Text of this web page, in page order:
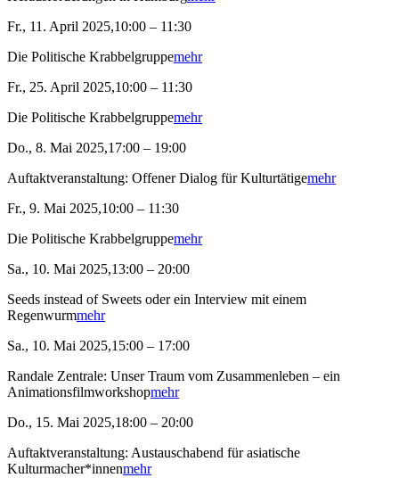
Fr., 11. April 2025,10:00 – 11:30
Die Politische Krabbelgruppemehr
Fr., 25. April 2025,10:00 – 11:30
Die Politische Krabbelgruppemehr
Do., 8. Mai 2025,17:00 – 19:00
Auftaktveranstaltung: Offener Dialog für Kulturtätigemehr
Fr., 9. Mai 2025,10:00 – 11:30
Die Politische Krabbelgruppemehr
Sa., 10. Mai 2025,13:00 – 20:00
Seeds instead of Sweets oder ein Interview mit einem
Regenwurmmehr
Sa., 10. Mai 2025,15:00 – 17:00
Randale Zentrale: Unser Traum vom Zusammenleben – ein
Animationsfilmworkshopmehr
Do., 15. Mai 2025,18:00 – 20:00
Auftaktveranstaltung: Austauschabend für asiatische
Kulturmacher*innenmehr